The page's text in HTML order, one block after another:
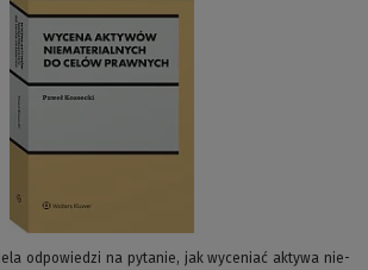
odpowiedzi na pytanie, jak wyceniać aktywa nie­